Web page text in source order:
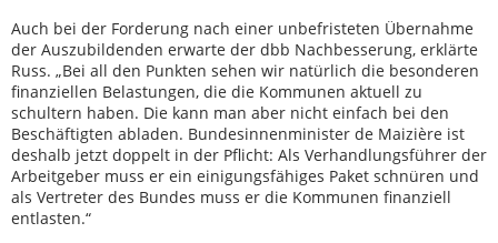
Auch bei der Forderung nach einer unbefristeten Übernahme
der Auszubildenden erwarte der dbb Nachbesserung, erklärte
Russ. „Bei all den Punkten sehen wir natürlich die besonderen
finanziellen Belastungen, die die Kommunen aktuell zu
schultern haben. Die kann man aber nicht einfach bei den
Beschäftigten abladen. Bundesinnenminister de Maizière ist
deshalb jetzt doppelt in der Pflicht: Als Verhandlungsführer der
Arbeitgeber muss er ein einigungsfähiges Paket schnüren und
als Vertreter des Bundes muss er die Kommunen finanziell
entlasten.“